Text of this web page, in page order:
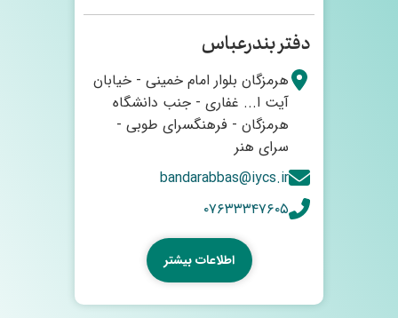
دفتر بندرعباس
هرمزگان بلوار امام خمینی - خیابان
آیت ا... غفاری - جنب دانشگاه
هرمزگان - فرهنگسرای طوبی -
سرای هنر
bandarabbas@iycs.ir
۰۷۶۳۳۳۴۷۶۰۵
اطلاعات بیشتر